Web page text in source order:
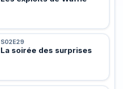
S02E29
La soirée des surprises